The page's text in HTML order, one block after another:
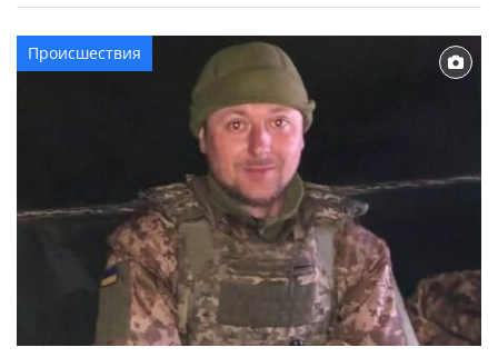
Кировоградской области. По предварительной
информации, 58-летняя женщина-водитель
автомобиля ВАЗ-2112 с прицепом, двигаясь по улице
Шевченко, совершила наезд на 9-летнего мальчика,
который переезжал пешеходный переход на
Происшествия